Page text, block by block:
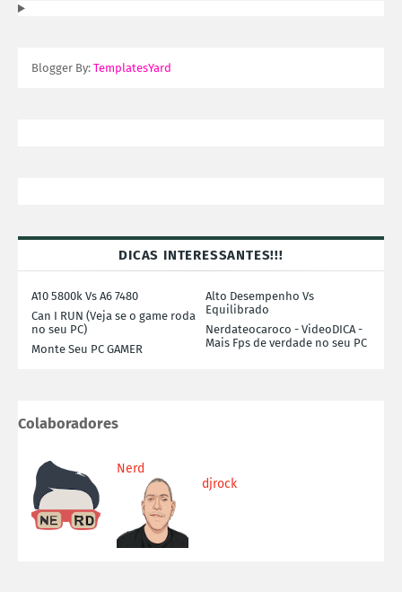
Blogger By: TemplatesYard
DICAS INTERESSANTES!!!
A10 5800k Vs A6 7480
Alto Desempenho Vs
Equilibrado
Can I RUN (Veja se o game roda
no seu PC)
Nerdateocaroco - VideoDICA -
Mais Fps de verdade no seu PC
Monte Seu PC GAMER
Colaboradores
Nerd
djrock